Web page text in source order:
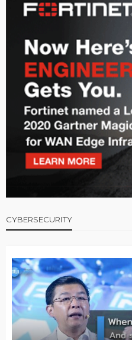
CYBERSECURITY